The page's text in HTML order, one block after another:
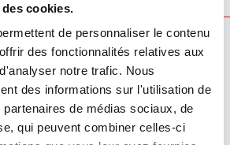
cookies.
de personnaliser le contenu
des fonctionnalités relatives aux
notre trafic. Nous
des informations sur l'utilisation de
de médias sociaux, de
qui peuvent combiner celles-ci
Nos marques